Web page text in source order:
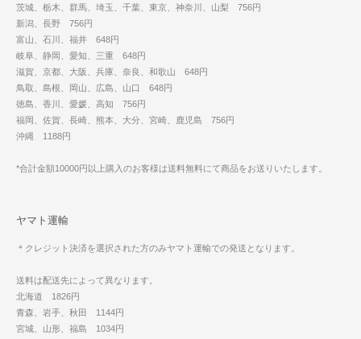
茨城、栃木、群馬、埼玉、千葉、東京、神奈川、山梨 756円
新潟、長野 756円
富山、石川、福井 648円
岐阜、静岡、愛知、三重 648円
滋賀、京都、大阪、兵庫、奈良、和歌山 648円
鳥取、島根、岡山、広島、山口 648円
徳島、香川、愛媛、高知 756円
福岡、佐賀、長崎、熊本、大分、宮崎、鹿児島 756円
沖縄 1188円
*合計金額10000円以上購入のお客様は送料無料にて商品をお送りいたします。
ヤマト運輸
＊クレジット決済を選択された方のみヤマト運輸での発送となります。
送料は配送先によって異なります。
北海道 1826円
青森、岩手、秋田 1144円
宮城、山形、福島 1034円